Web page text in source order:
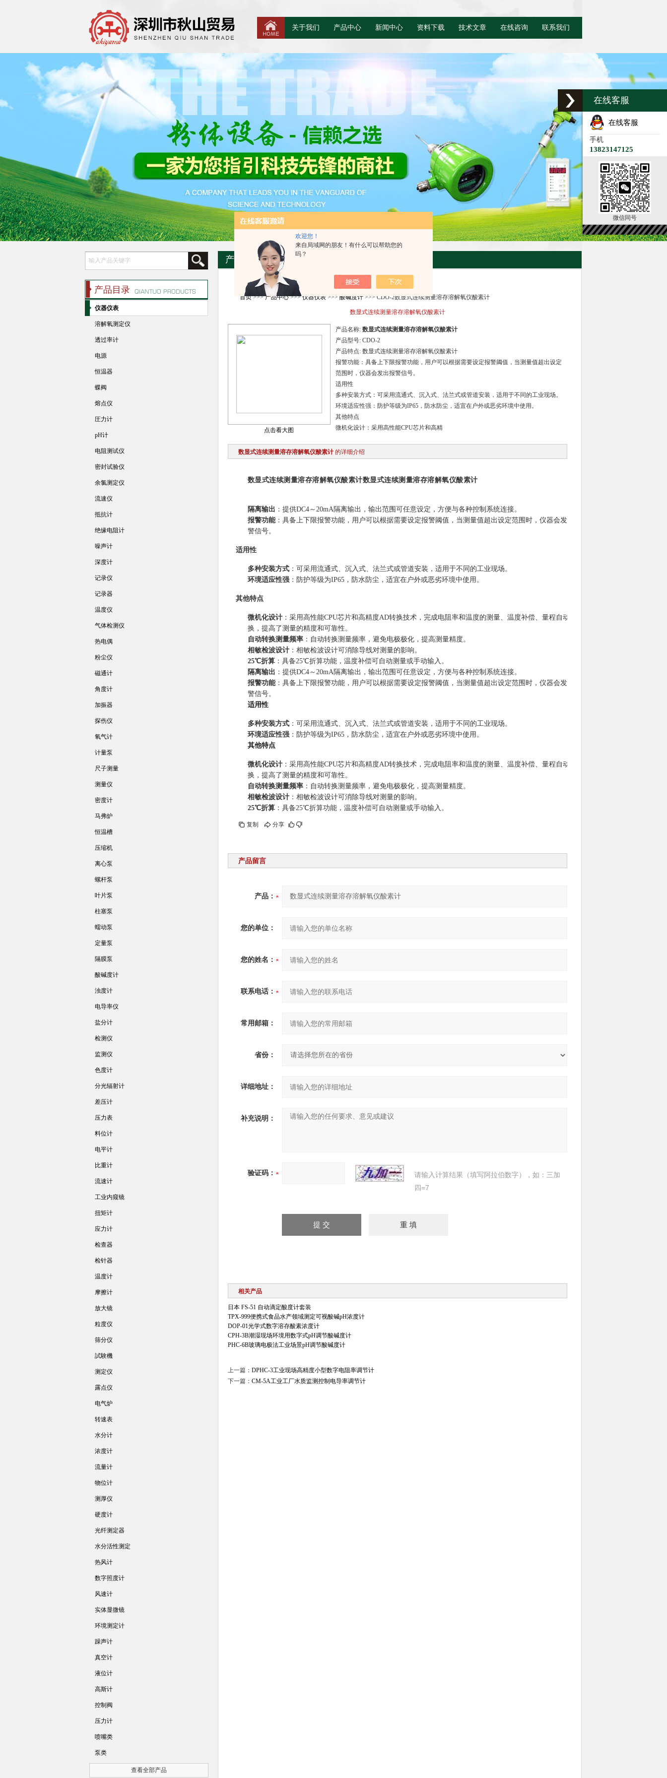
欢迎您！
来自局域网的朋友！有什么可以帮助您的
吗？
关于我们 产品中心 新闻中心 资料下载 技术文章 在线咨询 联系我们
产品资料
首页>>>产品中心>>>仪器仪表>>> 酸碱度计>>> CDO-2数显式连续测量溶存溶解氧仪酸素计
数显式连续测量溶存溶解氧仪酸素计
点击看大图
产品名称: 数显式连续测量溶存溶解氧仪酸素计
产品型号: CDO-2
产品特点: 数显式连续测量溶存溶解氧仪酸素计
报警功能：具备上下限报警功能，用户可以根据需要设定报警阈值，当测量值超出设定
范围时，仪器会发出报警信号。
适用性
多种安装方式：可采用流通式、沉入式、法兰式或管道安装，适用于不同的工业现场。
环境适应性强：防护等级为IP65，防水防尘，适宜在户外或恶劣环境中使用。
其他特点
微机化设计：采用高性能CPU芯片和高精
数显式连续测量溶存溶解氧仪酸素计 的详细介绍
数显式连续测量溶存溶解氧仪酸素计数显式连续测量溶存溶解氧仪酸素计
隔离输出 ：提供DC4～20mA隔离输出，输出范围可任意设定，方便与各种控制系统连接。
报警功能：具备上下限报警功能，用户可以根据需要设定报警阈值，当测量值超出设定范围时，仪器会发出报
警信号。
适用性
多种安装方式：可采用流通式、沉入式、法兰式或管道安装，适用于不同的工业现场。
环境适应性强：防护等级为IP65，防水防尘，适宜在户外或恶劣环境中使用。
其他特点
微机化设计：采用高性能CPU芯片和高精度AD转换技术，完成电阻率和温度的测量、温度补偿、量程自动转
换，提高了测量的精度和可靠性。
自动转换测量频率：自动转换测量频率，避免电极极化，提高测量精度。
相敏检波设计：相敏检波设计可消除导线对测量的影响。
25℃折算：具备25℃折算功能，温度补偿可自动测量或手动输入。
隔离输出 ：提供DC4～20mA隔离输出，输出范围可任意设定，方便与各种控制系统连接。
报警功能：具备上下限报警功能，用户可以根据需要设定报警阈值，当测量值超出设定范围时，仪器会发出报
警信号。
适用性
多种安装方式：可采用流通式、沉入式、法兰式或管道安装，适用于不同的工业现场。
环境适应性强：防护等级为IP65，防水防尘，适宜在户外或恶劣环境中使用。
其他特点
微机化设计：采用高性能CPU芯片和高精度AD转换技术，完成电阻率和温度的测量、温度补偿、量程自动转
换，提高了测量的精度和可靠性。
自动转换测量频率：自动转换测量频率，避免电极极化，提高测量精度。
相敏检波设计：相敏检波设计可消除导线对测量的影响。
25℃折算：具备25℃折算功能，温度补偿可自动测量或手动输入。
复制 分享
产品留言
产品：
您的单位：
您的姓名：
联系电话：
常用邮箱：
省份：
详细地址：
补充说明：
验证码：
请输入计算结果（填写阿拉伯数字），如：三加
四=7
相关产品
日本 FS-51 自动滴定酸度计套装
TPX-999便携式食品水产领域测定可视酸碱pH浓度计
DOP-01光学式数字溶存酸素浓度计
CPH-3B潮湿现场环境用数字式pH调节酸碱度计
PHC-6B玻璃电极法工业场景pH调节酸碱度计
上一篇： DPHC-3工业现场高精度小型数字电阻率调节计
下一篇： CM-5A工业工厂水质监测控制电导率调节计
产品目录
仪器仪表
溶解氧测定仪
透过率计
电源
恒温器
蝶阀
熔点仪
圧力计
pH计
电阻测试仪
密封试验仪
余氯测定仪
流速仪
抵抗计
绝缘电阻计
噪声计
深度计
记录仪
记录器
温度仪
气体检测仪
热电偶
粉尘仪
磁通计
角度计
加振器
探伤仪
氧气计
计量泵
尺子测量
测量仪
密度计
马弗炉
恒温槽
压缩机
离心泵
螺杆泵
叶片泵
柱塞泵
蠕动泵
定量泵
隔膜泵
酸碱度计
浊度计
电导率仪
盐分计
检测仪
监测仪
色度计
分光辐射计
差压计
压力表
料位计
电平计
比重计
流速计
工业内窥镜
扭矩计
应力计
检查器
检针器
温度计
摩擦计
放大镜
粒度仪
筛分仪
試験機
测定仪
露点仪
电气炉
转速表
水分计
浓度计
流量计
物位计
测厚仪
硬度计
光纤测定器
水分活性测定
热风计
数字照度计
风速计
实体显微镜
环境测定计
躁声计
真空计
液位计
高斯计
控制阀
压力计
喷嘴类
泵类
查看全部产品
在线客服
在线客服
手机
13823147125
微信同号